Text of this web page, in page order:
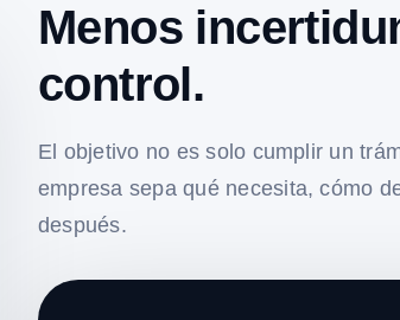
Menos
control.
El objetivo no es solo cumplir un
empresa sepa qué necesita, cómo
después.